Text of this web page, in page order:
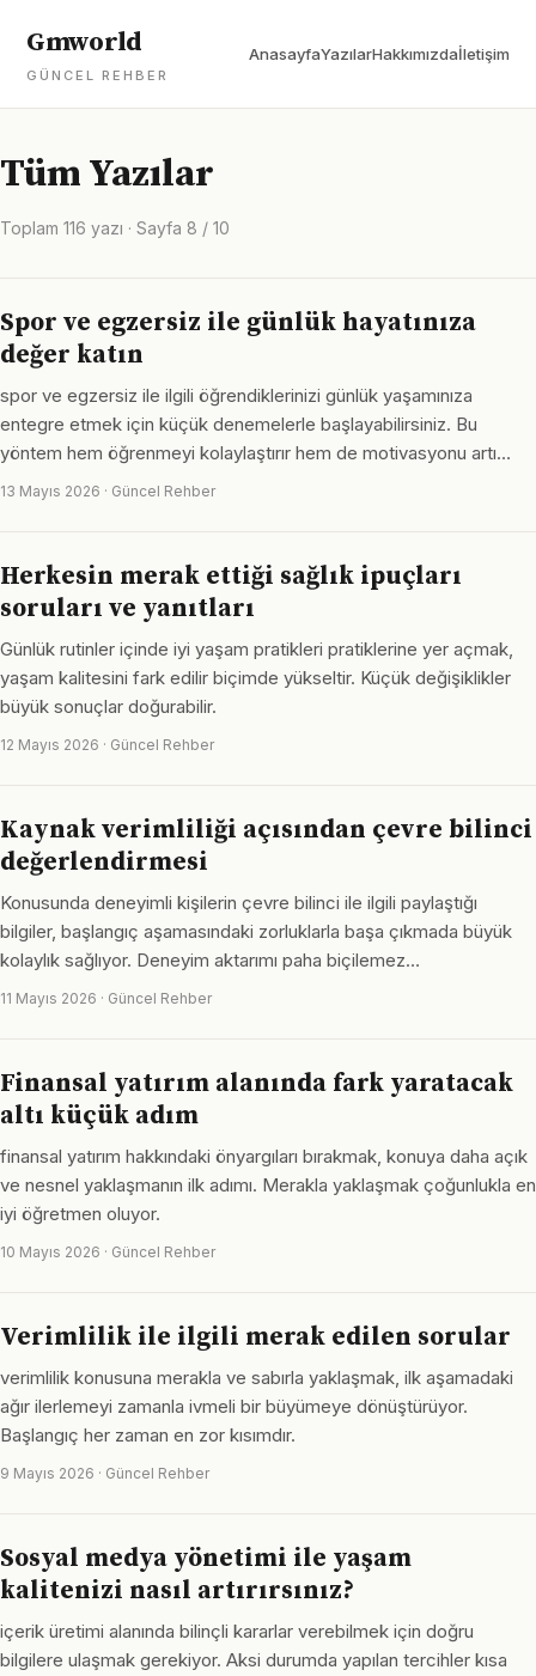
Gmworld
GÜNCEL REHBER
AnasayfaYazılarHakkımızdaİletişim
Tüm Yazılar
Toplam 116 yazı · Sayfa 8 / 10
Spor ve egzersiz ile günlük hayatınıza
değer katın
spor ve egzersiz ile ilgili öğrendiklerinizi günlük yaşamınıza
entegre etmek için küçük denemelerle başlayabilirsiniz. Bu
yöntem hem öğrenmeyi kolaylaştırır hem de motivasyonu artı…
13 Mayıs 2026 · Güncel Rehber
Herkesin merak ettiği sağlık ipuçları
soruları ve yanıtları
Günlük rutinler içinde iyi yaşam pratikleri pratiklerine yer açmak,
yaşam kalitesini fark edilir biçimde yükseltir. Küçük değişiklikler
büyük sonuçlar doğurabilir.
12 Mayıs 2026 · Güncel Rehber
Kaynak verimliliği açısından çevre bilinci
değerlendirmesi
Konusunda deneyimli kişilerin çevre bilinci ile ilgili paylaştığı
bilgiler, başlangıç aşamasındaki zorluklarla başa çıkmada büyük
kolaylık sağlıyor. Deneyim aktarımı paha biçilemez…
11 Mayıs 2026 · Güncel Rehber
Finansal yatırım alanında fark yaratacak
altı küçük adım
finansal yatırım hakkındaki önyargıları bırakmak, konuya daha açık
ve nesnel yaklaşmanın ilk adımı. Merakla yaklaşmak çoğunlukla en
iyi öğretmen oluyor.
10 Mayıs 2026 · Güncel Rehber
Verimlilik ile ilgili merak edilen sorular
verimlilik konusuna merakla ve sabırla yaklaşmak, ilk aşamadaki
ağır ilerlemeyi zamanla ivmeli bir büyümeye dönüştürüyor.
Başlangıç her zaman en zor kısımdır.
9 Mayıs 2026 · Güncel Rehber
Sosyal medya yönetimi ile yaşam
kalitenizi nasıl artırırsınız?
içerik üretimi alanında bilinçli kararlar verebilmek için doğru
bilgilere ulaşmak gerekiyor. Aksi durumda yapılan tercihler kısa